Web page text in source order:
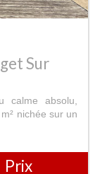
Sur
calme absolu,
nichée sur un
Prix